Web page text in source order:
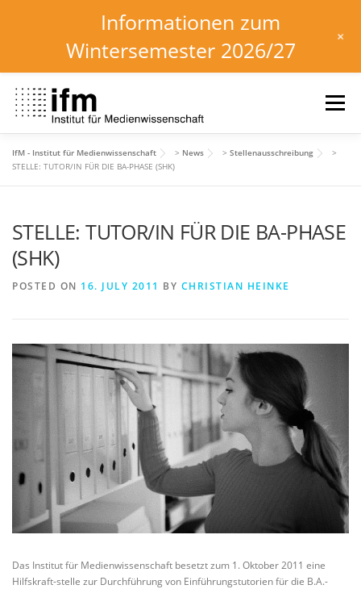
content
Menu
HOME NEWS KALENDER
INSTITUT FORSCHUNG DOWNLOADS
IfM - Institut für Medienwissenschaft > News > Stellenausschreibung
>
STELLE: TUTOR/IN FÜR DIE BA-PHASE (SHK)
STELLE: TUTOR/IN FÜR DIE BA-PHASE
(SHK)
POSTED ON 16. JULY 2011 BY CHRISTIAN HEINKE
Das Institut für Medienwissenschaft besetzt zum 1. Oktober 2011 eine
Hilfskraft-stelle zur Durchführung von Einführungstutorien für die B.A.-
Informationen zum
Wintersemester 2026/27
+